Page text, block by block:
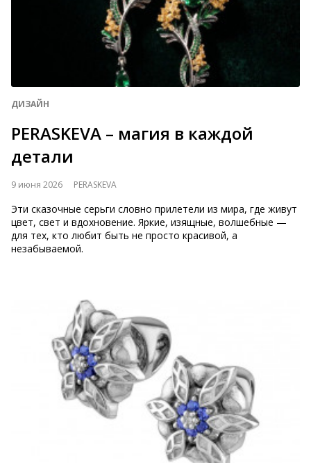
ДИЗАЙН
PERASKEVA – магия в каждой
детали
9 июня 2026 PERASKEVA
Эти сказочные серьги словно прилетели из мира, где живут
цвет, свет и вдохновение. Яркие, изящные, волшебные —
для тех, кто любит быть не просто красивой, а
незабываемой.